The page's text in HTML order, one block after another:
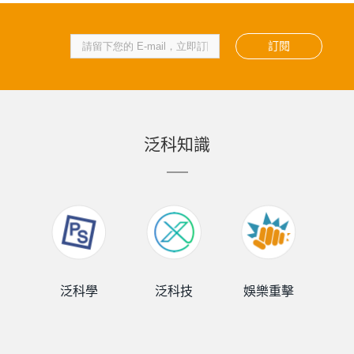
訂閱
泛科知識
泛科學 泛科技 娛樂重擊